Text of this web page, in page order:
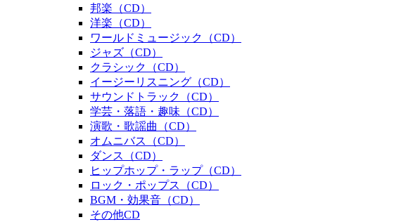
邦楽（CD）
洋楽（CD）
ワールドミュージック（CD）
ジャズ（CD）
クラシック（CD）
イージーリスニング（CD）
サウンドトラック（CD）
学芸・落語・趣味（CD）
演歌・歌謡曲（CD）
オムニバス（CD）
ダンス（CD）
ヒップホップ・ラップ（CD）
ロック・ポップス（CD）
BGM・効果音（CD）
その他CD